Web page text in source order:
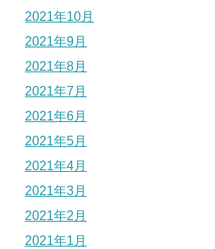
2021年10月
2021年9月
2021年8月
2021年7月
2021年6月
2021年5月
2021年4月
2021年3月
2021年2月
2021年1月